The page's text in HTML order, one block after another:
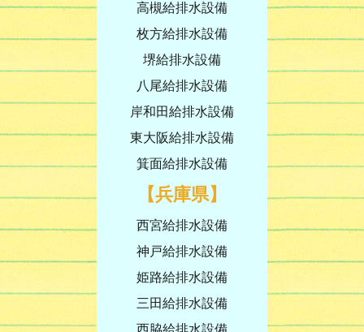
高槻給排水設備
枚方給排水設備
堺給排水設備
八尾給排水設備
岸和田給排水設備
東大阪給排水設備
箕面給排水設備
【兵庫県】
西宮給排水設備
神戸給排水設備
姫路給排水設備
三田給排水設備
西脇給排水設備